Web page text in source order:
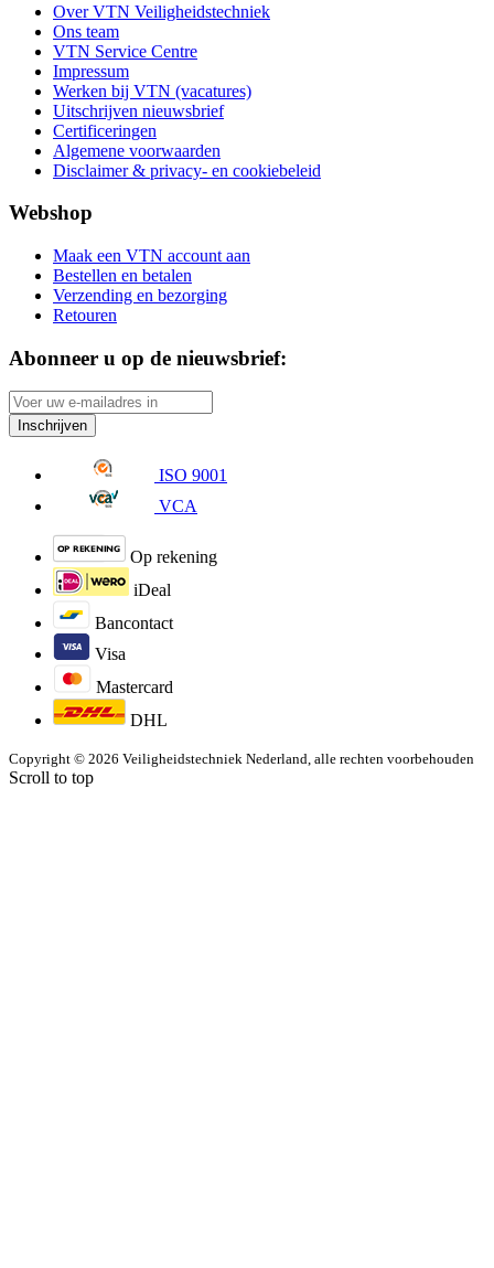
Over VTN Veiligheidstechniek
Ons team
VTN Service Centre
Impressum
Werken bij VTN (vacatures)
Uitschrijven nieuwsbrief
Certificeringen
Algemene voorwaarden
Disclaimer & privacy- en cookiebeleid
Webshop
Maak een VTN account aan
Bestellen en betalen
Verzending en bezorging
Retouren
Abonneer u op de nieuwsbrief:
Inschrijven
ISO 9001
VCA
Op rekening
iDeal
Bancontact
Visa
Mastercard
DHL
Copyright © 2026 Veiligheidstechniek Nederland, alle rechten voorbehouden
Scroll to top